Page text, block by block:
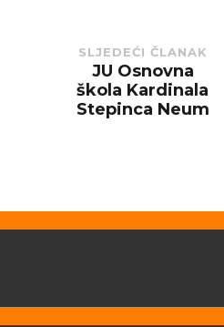
SLJEDEĆI ČLANAK
Next
post:
JU Osnovna
škola Kardinala
Stepinca Neum